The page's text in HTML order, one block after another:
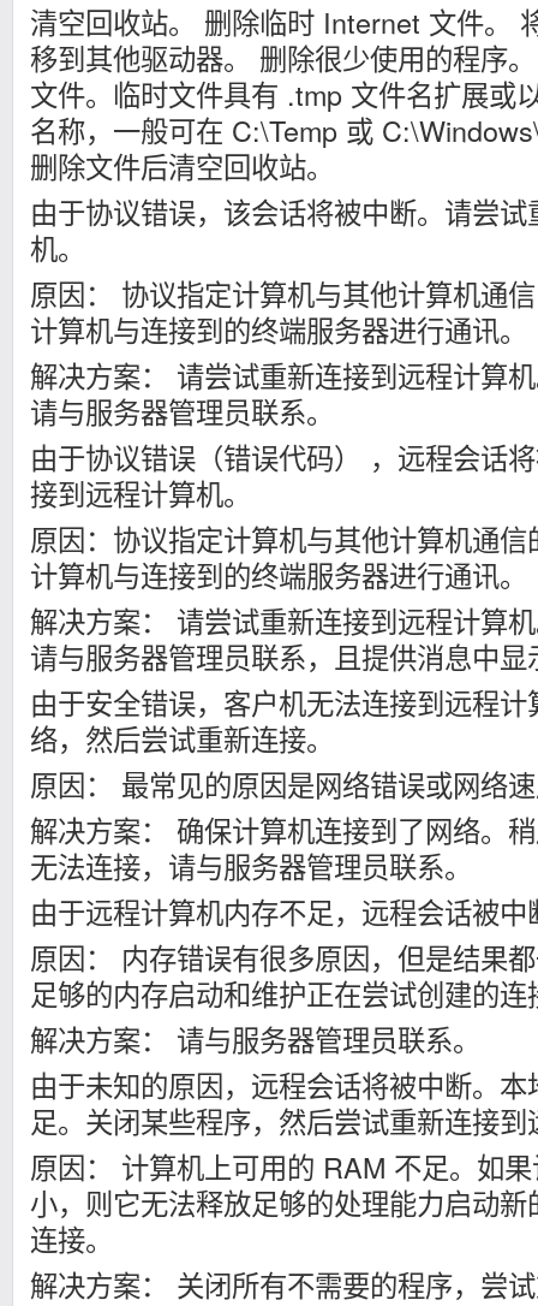
清空回收站。 删除临时 Internet 文件。
移到其他驱动器。 删除很少使用的程序
文件。临时文件具有 .tmp 文件名扩展或
名称，一般可在 C:\Temp 或
删除文件后清空回收站。
由于协议错误，该会话将被中断。请尝
机。
原因： 协议指定计算机与其他计算机通
计算机与连接到的终端服务器进行通讯。
解决方案： 请尝试重新连接到远程计算
请与服务器管理员联系。
由于协议错误（错误代码） ，远程会话
接到远程计算机。
原因：协议指定计算机与其他计算机通
计算机与连接到的终端服务器进行通讯。
解决方案： 请尝试重新连接到远程计算
请与服务器管理员联系，且提供消息中
由于安全错误，客户机无法连接到远程
络，然后尝试重新连接。
原因： 最常见的原因是网络错误或网络
解决方案： 确保计算机连接到了网络。
无法连接，请与服务器管理员联系。
由于远程计算机内存不足，远程会话被中
原因： 内存错误有很多原因，但是结果
足够的内存启动和维护正在尝试创建的连
解决方案： 请与服务器管理员联系。
由于未知的原因，远程会话将被中断。
足。关闭某些程序，然后尝试重新连接
原因： 计算机上可用的 RAM 不足。如
小，则它无法释放足够的处理能力启动
连接。
解决方案： 关闭所有不需要的程序，尝